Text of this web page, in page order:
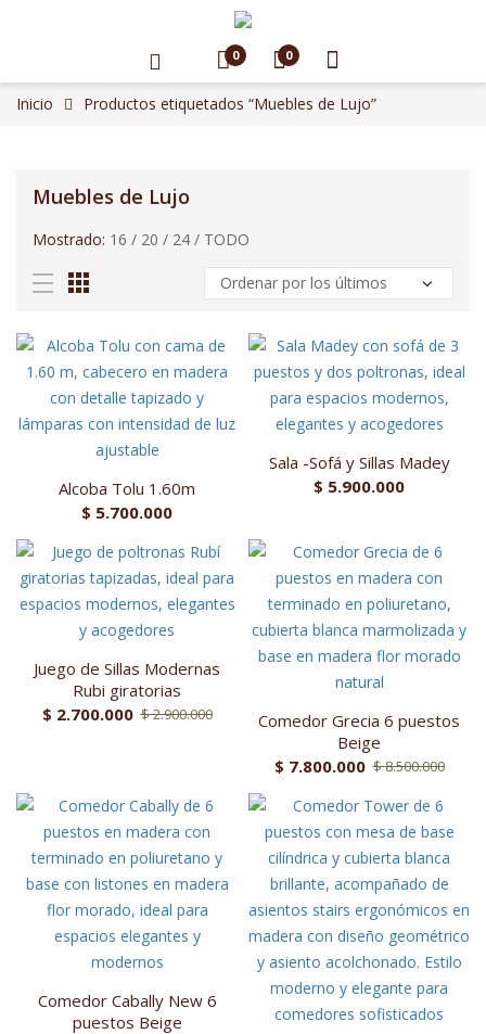
0 0
Inicio Productos etiquetados “Muebles de Lujo”
Muebles de Lujo
Mostrado: 16 / 20 / 24 / TODO
Alcoba Tolu 1.60m
$ 5.700.000
Sala -Sofá y Sillas Madey
$ 5.900.000
Juego de Sillas Modernas
Rubi giratorias
$2.900.000
$ 2.700.000
Comedor Grecia 6 puestos
Beige
$8.500.000
$ 7.800.000
Comedor Cabally New 6
puestos Beige